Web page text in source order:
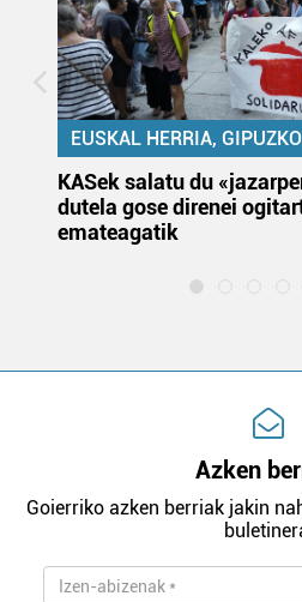
EUSKAL HERRIA,
KASek salatu du
dutela gose direnei
emateagatik
Azken
Goierriko azken berriak jakin